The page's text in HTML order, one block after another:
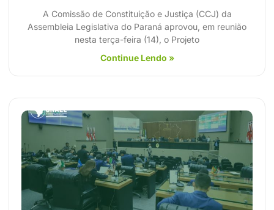
A Comissão de Constituição e Justiça (CCJ) da
Assembleia Legislativa do Paraná aprovou, em reunião
nesta terça-feira (14), o Projeto
Continue Lendo »